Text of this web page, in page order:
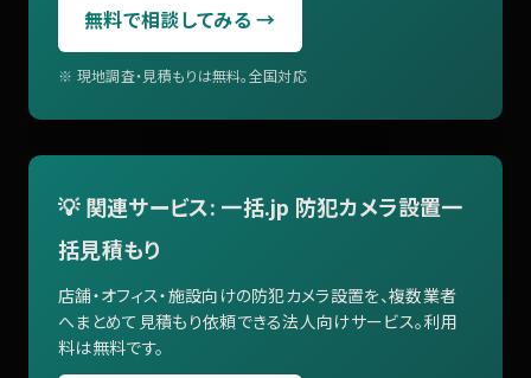
無料で相談してみる →
※ 現地調査・見積もりは無料。全国対応
💡 関連サービス: 一括.jp 防犯カメラ設置一
括見積もり
店舗・オフィス・施設向けの防犯カメラ設置を、複数業者
へまとめて見積もり依頼できる法人向けサービス。利用
料は無料です。